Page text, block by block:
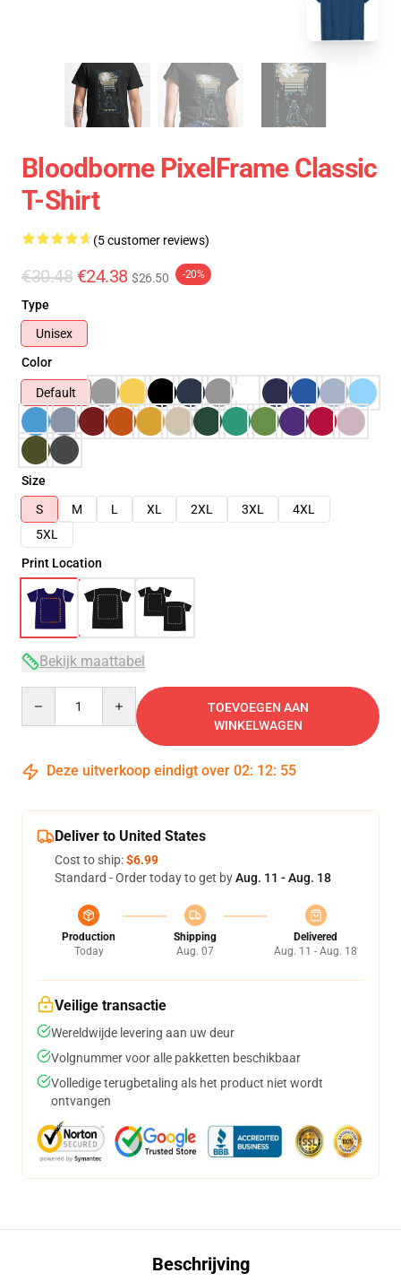
Bloodborne PixelFrame Classic
T-Shirt
(5 customer reviews)
€30.48 €24.38 $26.50 -20%
Type
Unisex
Color
Default
Size
S
M L XL 2XL 3XL
4XL
5XL
Print Location
Bekijk maattabel
TOEVOEGEN AAN
WINKELWAGEN
Deze uitverkoop eindigt over 02: 12: 54
Deliver to United States
Cost to ship:$6.99
Standard - Order today to get byAug. 11 - Aug. 18
Production
Today
Shipping
Aug. 07
Delivered
Aug. 11 - Aug. 18
Veilige transactie
Wereldwijde levering aan uw deur
Volgnummer voor alle pakketten beschikbaar
Volledige terugbetaling als het product niet wordt
ontvangen
Beschrijving